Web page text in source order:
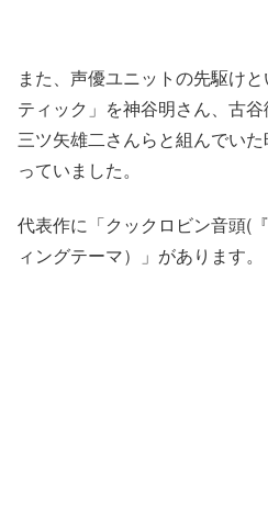
また、声優ユニットの先駆け
ティック」を神谷明さん、古谷
三ツ矢雄二さんらと組んでい
っていました。
代表作に「クックロビン音頭(
ィングテーマ）」があります。